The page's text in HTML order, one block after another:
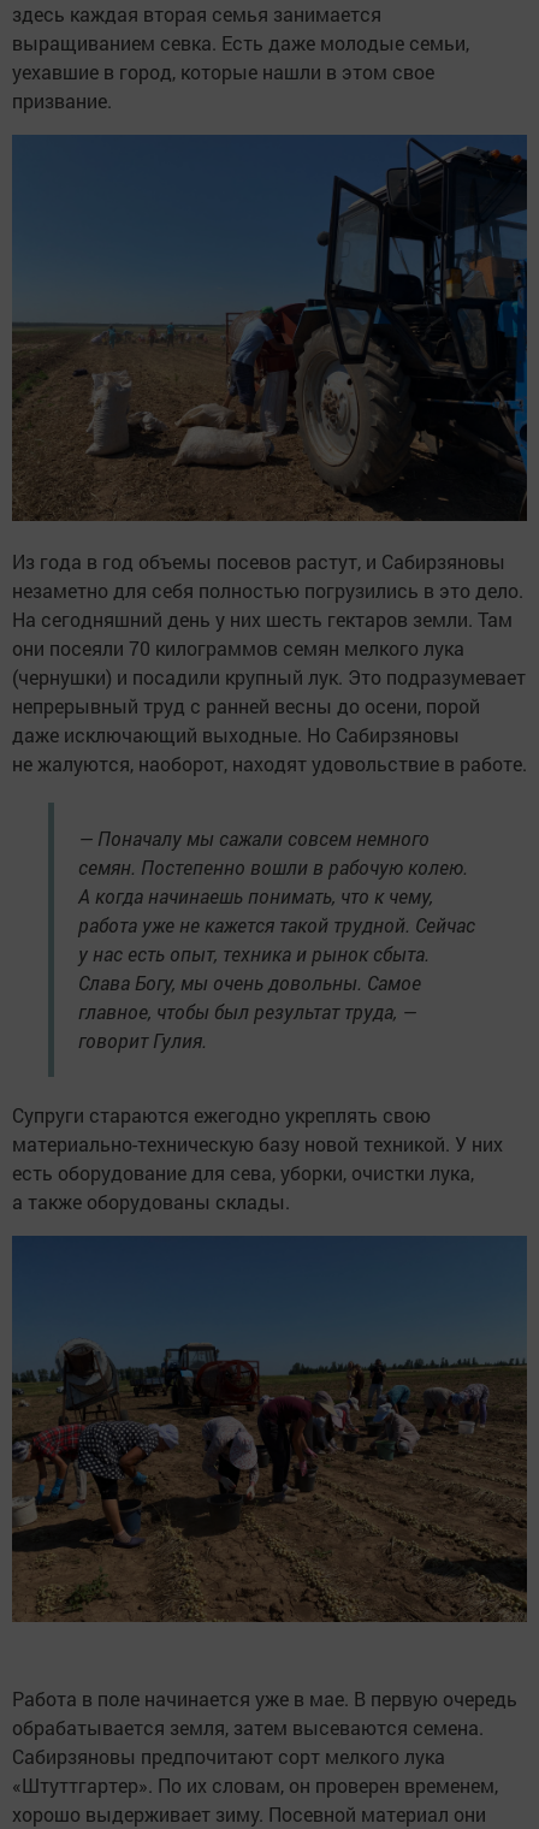
здесь каждая вторая семья занимается
выращиванием севка. Есть даже молодые семьи,
уехавшие в город, которые нашли в этом свое
призвание.
Из года в год объемы посевов растут, и Сабирзяновы
незаметно для себя полностью погрузились в это дело.
На сегодняшний день у них шесть гектаров земли. Там
они посеяли 70 килограммов семян мелкого лука
(чернушки) и посадили крупный лук. Это подразумевает
непрерывный труд с ранней весны до осени, порой
даже исключающий выходные. Но Сабирзяновы
не жалуются, наоборот, находят удовольствие в работе.
— Поначалу мы сажали совсем немного
семян. Постепенно вошли в рабочую колею.
А когда начинаешь понимать, что к чему,
работа уже не кажется такой трудной. Сейчас
у нас есть опыт, техника и рынок сбыта.
Слава Богу, мы очень довольны. Самое
главное, чтобы был результат труда, —
говорит Гулия.
Супруги стараются ежегодно укреплять свою
материально-техническую базу новой техникой. У них
есть оборудование для сева, уборки, очистки лука,
а также оборудованы склады.
Работа в поле начинается уже в мае. В первую очередь
обрабатывается земля, затем высеваются семена.
Сабирзяновы предпочитают сорт мелкого лука
«Штуттгартер». По их словам, он проверен временем,
хорошо выдерживает зиму. Посевной материал они